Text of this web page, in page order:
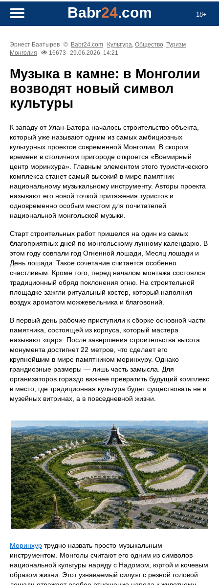
18+
Babr24.com
Эрнест Баатырев © Babr24.com Культура, Общество, Туризм
Монголия
16673 29.06.2026, 14:21
Музыка в камне: в Монголии
возводят новый символ
культуры
К западу от Улан-Батора началось строительство объекта,
который уже называют одним из самых амбициозных
культурных проектов современной Монголии. В скором
времени в столичном пригороде откроется «Всемирный
центр моринхура». Главным элементом этого туристического
комплекса станет самый высокий в мире памятник
национальному музыкальному инструменту. Авторы проекта
называют его новой точкой притяжения туристов и
одновременно особым местом для почитателей
национальной монгольской музыки.
Старт строительных работ пришелся на один из самых
благоприятных дней по монгольскому лунному календарю. В
этом году совпали год Огненной лошади, Месяц лошади и
День лошади. Такое сочетание считается особенно
счастливым. Кроме того, перед началом монтажа состоялся
традиционный обряд поклонения огню. На строительной
площадке зажгли ритуальный костер, который наполнил
воздух ароматом можжевельника и благовоний.
В первый день рабочие приступили к сборке основной части
памятника, состоящей из корпуса, который мастера
называют «цар». После завершения строительства высота
монумента достигнет 22 метров, что сделает его
крупнейшим в мире памятником моринхуру. Однако
грандиозные размеры — лишь часть замысла. Для
организаторов гораздо важнее превратить будущий комплекс
в место, где традиционная культура будет существовать не в
музейных витринах, а в повседневной жизни.
Моринхур трудно назвать просто музыкальным
инструментом. Монголы считают его одним из символов
национальной культуры наряду с Надомом, юртой и кочевым
образом жизни. Этот узнаваемый силуэт с резной головой